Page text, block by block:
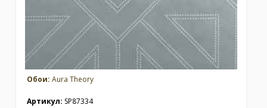
Обои: Aura Theory
Артикул: SP87334